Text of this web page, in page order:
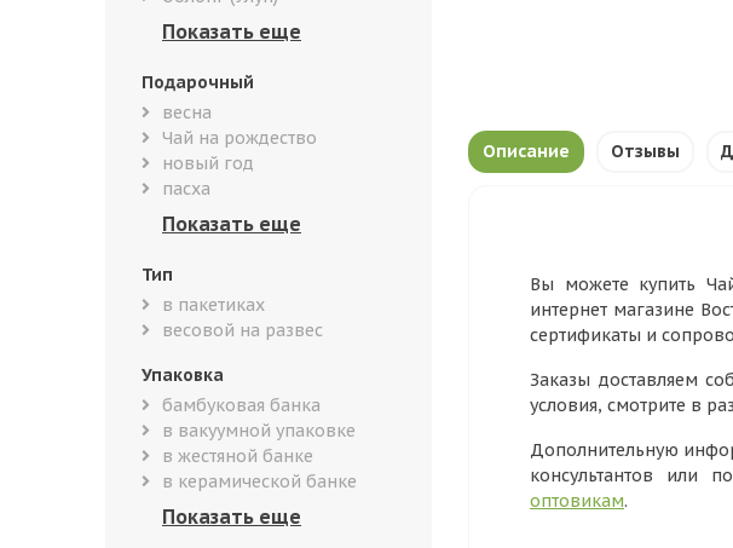
Подарочный
весна
Чай на рождество
новый год
пасха
Тип
в пакетиках
весовой на развес
Упаковка
бамбуковая банка
в вакуумной упаковке
в жестяной банке
в керамической банке
Описание Отзывы
Вы можете купить
интернет магазине
сертификаты и
Заказы доставляем
условия, смотрите в
Дополнительную
консультантов или
оптовикам.